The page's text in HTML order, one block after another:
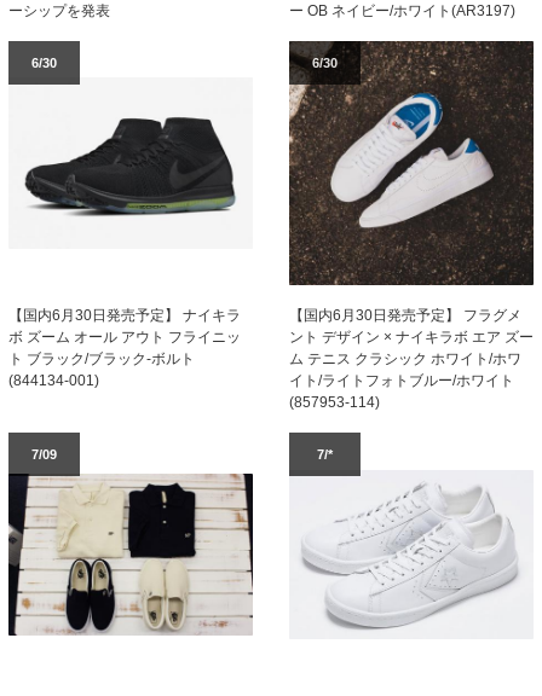
ーシップを発表
ー OB ネイビー/ホワイト(AR3197)
6/30
【国内6月30日発売予定】 ナイキラ
ボ ズーム オール アウト フライニッ
ト ブラック/ブラック-ボルト
(844134-001)
6/30
【国内6月30日発売予定】 フラグメ
ント デザイン × ナイキラボ エア ズー
ム テニス クラシック ホワイト/ホワ
イト/ライトフォトブルー/ホワイト
(857953-114)
7/09 7/*